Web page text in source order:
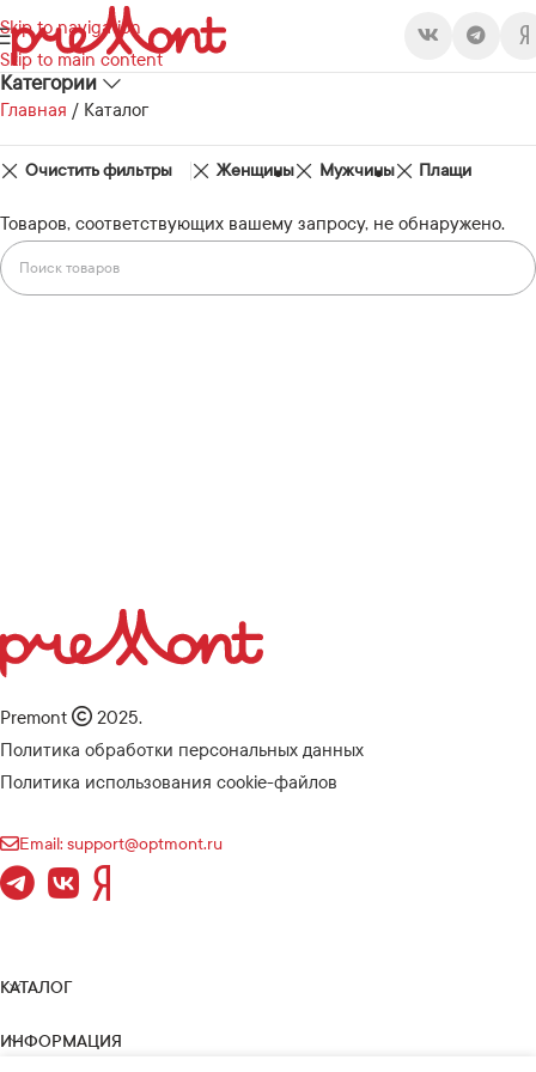
Skip to navigation
Skip to main content
Категории
Главная / Каталог
Очистить фильтры Женщины Мужчины Плащи
Товаров, соответствующих вашему запросу, не обнаружено.
Premont
2025.
Политика обработки персональных данных
Политика использования cookie-файлов
Email: support@optmont.ru
КАТАЛОГ
ИНФОРМАЦИЯ